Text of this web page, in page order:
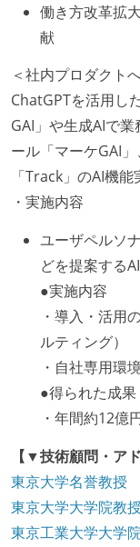
働き方改革拡
献
＜社内プロダクト
ChatGPTを活用し
GAI」や生成AIで
ール「マーケGAI
「Track」のAI機能
・実施内容
ユーザペルソ
どを提案する
●実施内容
・導入・活用
ルティング）
・自社専用環
●得られた成果
・年間約12億
【▼技術顧問・ア
東京大学名誉教授
東京大学大学院教
東京工業大学大学